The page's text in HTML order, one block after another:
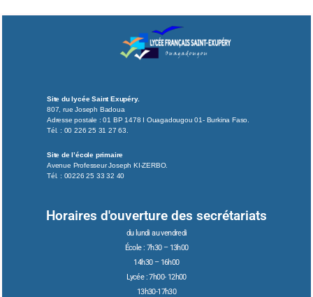
Site du lycée Saint Exupéry.
807, rue Joseph Badoua
Adresse postale : 01 BP 1478 I Ouagadougou 01- Burkina Faso.
Tél. : 00 226 25 31 27 63.
Site de l’école primaire
Avenue Professeur Joseph KI-ZERBO.
Tél. : 00226 25 33 32 40
Horaires d'ouverture des secrétariats
du lundi au vendredi
École : 7h30 – 13h00
14h30 – 16h00
Lycée : 7h00- 12h00
13h30-17h30